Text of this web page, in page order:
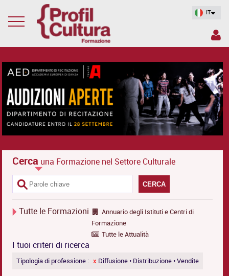
IT
Cerca una Formazione nel Settore Culturale
CERCA
Tutte le Formazioni
Annuario degli Istituti e Centri di
Formazione
Tutte le Attualità
I tuoi criteri di ricerca
Tipologia di professione : x Diffusione • Distribuzione • Vendite